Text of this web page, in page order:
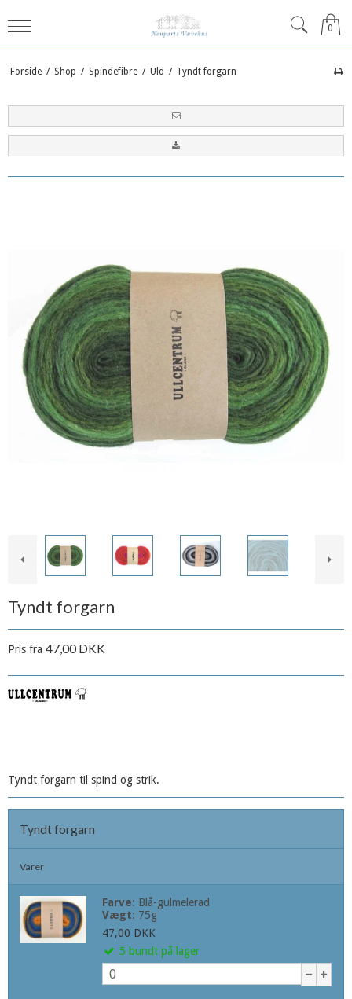
0
Forside / Shop / Spindefibre / Uld / Tyndt forgarn
Tyndt forgarn
Pris fra 47,00 DKK
Tyndt forgarn til spind og strik.
Tyndt forgarn
Varer
Farve: Blå-gulmelerad
Vægt: 75g
47,00 DKK
5 bundt på lager